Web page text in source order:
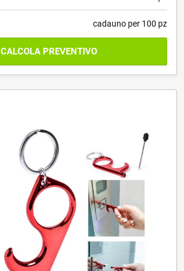
cadauno per 100 pz
CALCOLA PREVENTIVO